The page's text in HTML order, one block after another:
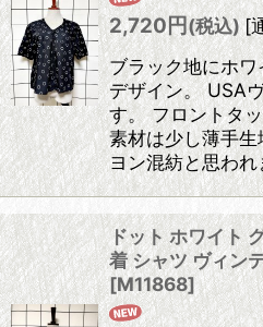
2,720円(税込) [
ブラック地にホ
デザイン。 USA
す。 フロントタ
素材は少し薄手
ヨン混紡と思わ
ドット ホワイト
着 シャツ ヴィン
[M11868]